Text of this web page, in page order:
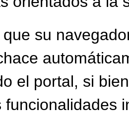
su
el portal, si
funcionalidades